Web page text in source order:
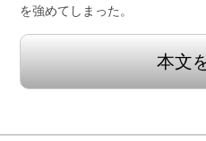
を強めてしまった。
本文